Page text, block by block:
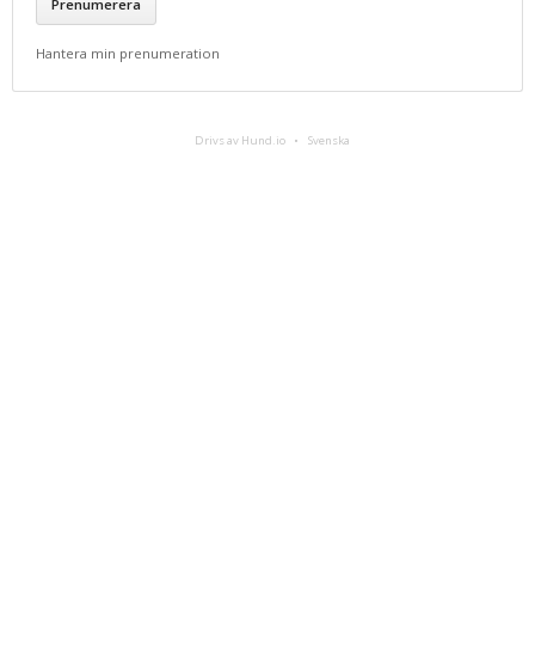
Hantera min prenumeration
Drivs av Hund.io Svenska